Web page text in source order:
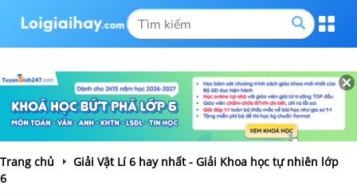
Trang chủ
Giải Vật Lí 6 hay nhất - Giải Khoa học tự nhiên lớp
6